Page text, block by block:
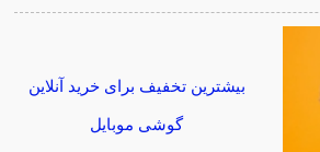
بیشترین تخفیف برای خرید آنلاین
گوشی موبایل